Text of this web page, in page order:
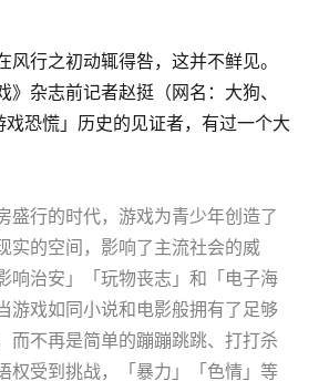
风行之初动辄得咎，这并不鲜见。
》杂志前记者赵挺（网名：大狗、
戏恐慌」历史的见证者，有过一个大
盛行的时代，游戏为青少年创造了
实的空间，影响了主流社会的威
响治安」「玩物丧志」和「电子海
游戏如同小说和电影般拥有了足够
而不再是简单的蹦蹦跳跳、打打杀
权受到挑战，「暴力」「色情」等